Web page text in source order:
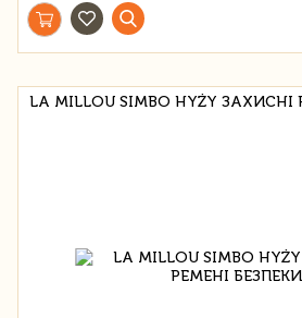
LA MILLOU SIMBO HYŻY